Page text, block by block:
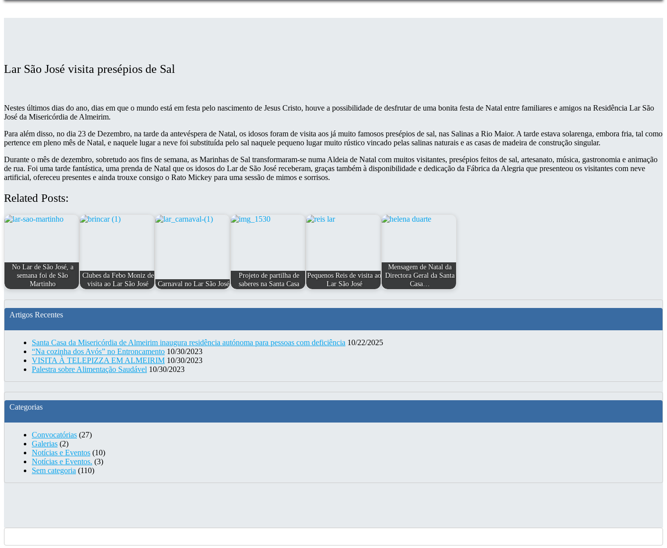
Lar São José visita presépios de Sal
Nestes últimos dias do ano, dias em que o mundo está em festa pelo nascimento de Jesus Cristo, houve a possibilidade de desfrutar de uma bonita festa de Natal entre familiares e amigos na Residência Lar São
José da Misericórdia de Almeirim.
Para além disso, no dia 23 de Dezembro, na tarde da antevéspera de Natal, os idosos foram de visita aos já muito famosos presépios de sal, nas Salinas a Rio Maior. A tarde estava solarenga, embora fria, tal como
pertence em pleno mês de Natal, e naquele lugar a neve foi substituída pelo sal naquele pequeno lugar muito rústico vincado pelas salinas naturais e as casas de madeira de construção singular.
Durante o mês de dezembro, sobretudo aos fins de semana, as Marinhas de Sal transformaram-se numa Aldeia de Natal com muitos visitantes, presépios feitos de sal, artesanato, música, gastronomia e animação
de rua. Foi uma tarde fantástica, uma prenda de Natal que os idosos do Lar de São José receberam, graças também à disponibilidade e dedicação da Fábrica da Alegria que presenteou os visitantes com neve
artificial, ofereceu presentes e ainda trouxe consigo o Rato Mickey para uma sessão de mimos e sorrisos.
Related Posts:
No Lar de São José, a
semana foi de São
Martinho
Clubes da Febo Moniz de
visita ao Lar São José
Carnaval no Lar São José
Projeto de partilha de
saberes na Santa Casa
Pequenos Reis de visita ao
Lar São José
Mensagem de Natal da
Directora Geral da Santa
Casa…
Artigos Recentes
Santa Casa da Misericórdia de Almeirim inaugura residência autónoma para pessoas com deficiência 10/22/2025
“Na cozinha dos Avós” no Entroncamento 10/30/2023
VISITA À TELEPIZZA EM ALMEIRIM 10/30/2023
Palestra sobre Alimentação Saudável 10/30/2023
Categorias
Convocatórias (27)
Galerias (2)
Notícias e Eventos (10)
Notícias e Eventos. (3)
Sem categoria (110)